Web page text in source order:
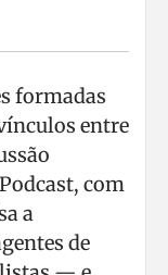
formadas
entre
com
a
de